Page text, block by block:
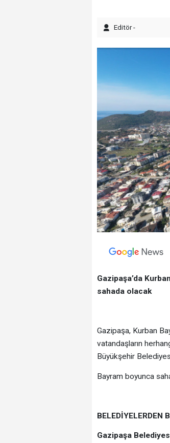
Editör -
Gazipaşa’da
sahada olacak
Gazipaşa, Kurban
vatandaşların
Büyükşehir
Bayram boyunca
BELEDİYELERDEN
Gazipaşa